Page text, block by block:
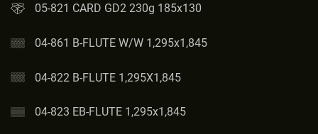
05-821 CARD GD2 230g 185x130
04-861 B-FLUTE W/W 1,295x1,845
04-822 B-FLUTE 1,295X1,845
04-823 EB-FLUTE 1,295x1,845